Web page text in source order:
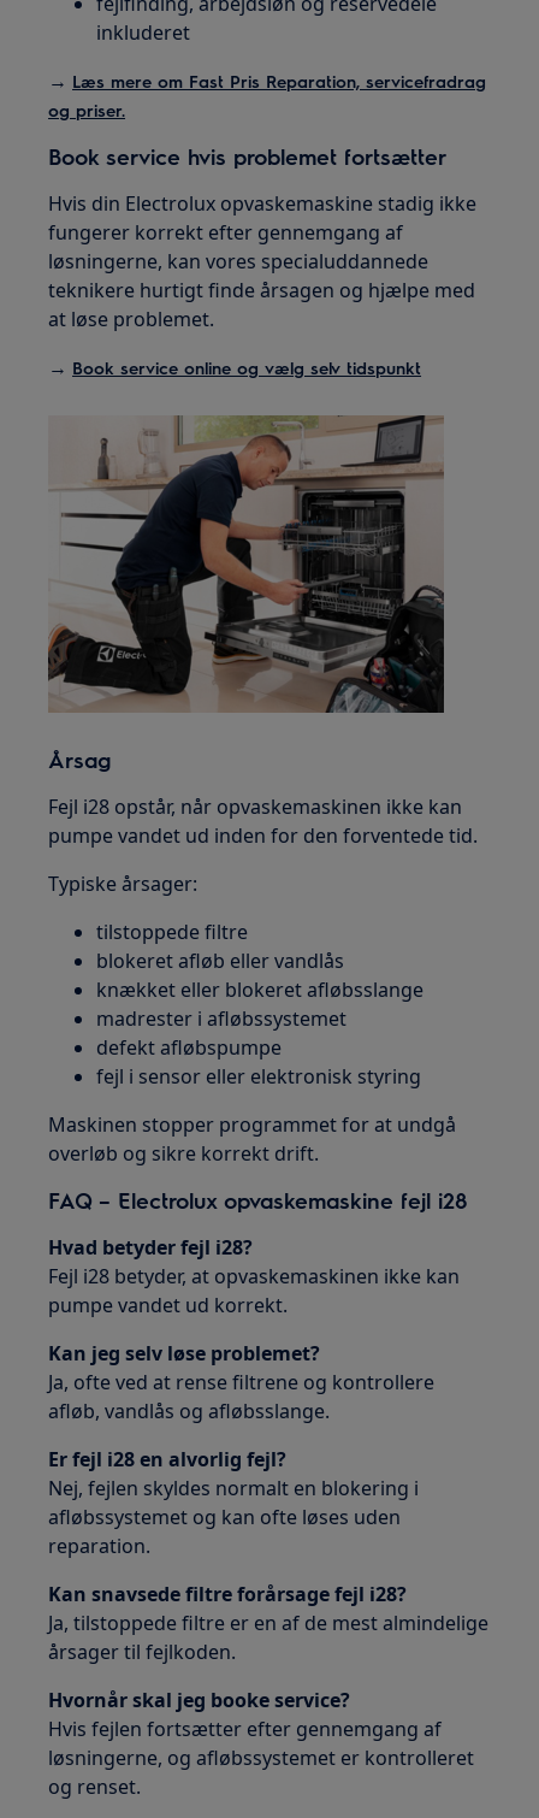
inkluderet
→ Læs mere om Fast Pris Reparation, servicefradrag
og priser.
Book service hvis problemet fortsætter
Hvis din Electrolux opvaskemaskine stadig ikke
fungerer korrekt efter gennemgang af
løsningerne, kan vores specialuddannede
teknikere hurtigt finde årsagen og hjælpe med
at løse problemet.
→ Book service online og vælg selv tidspunkt
Årsag
Fejl i28 opstår, når opvaskemaskinen ikke kan
pumpe vandet ud inden for den forventede tid.
Typiske årsager:
tilstoppede filtre
blokeret afløb eller vandlås
knækket eller blokeret afløbsslange
madrester i afløbssystemet
defekt afløbspumpe
fejl i sensor eller elektronisk styring
Maskinen stopper programmet for at undgå
overløb og sikre korrekt drift.
FAQ – Electrolux opvaskemaskine fejl i28
Hvad betyder fejl i28?
Fejl i28 betyder, at opvaskemaskinen ikke kan
pumpe vandet ud korrekt.
Kan jeg selv løse problemet?
Ja, ofte ved at rense filtrene og kontrollere
afløb, vandlås og afløbsslange.
Er fejl i28 en alvorlig fejl?
Nej, fejlen skyldes normalt en blokering i
afløbssystemet og kan ofte løses uden
reparation.
Kan snavsede filtre forårsage fejl i28?
Ja, tilstoppede filtre er en af de mest almindelige
årsager til fejlkoden.
Hvornår skal jeg booke service?
Hvis fejlen fortsætter efter gennemgang af
løsningerne, og afløbssystemet er kontrolleret
og renset.